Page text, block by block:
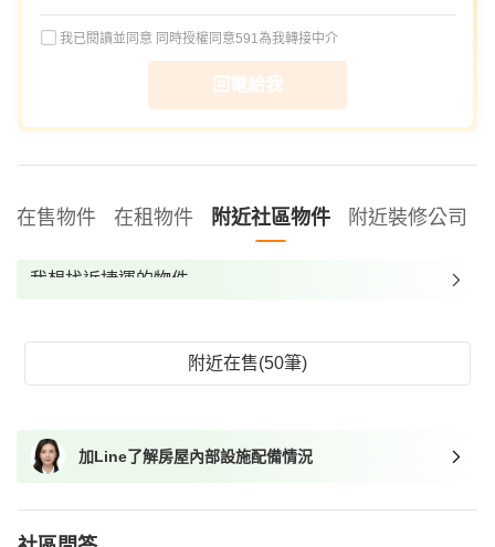
我已閱讀並同意 同時授權同意591為我轉接中介
回電給我
在售物件 在租物件 附近社區物件 附近裝修公司
我想找近捷運的物件
我想找配備瓦斯爐的物件
我想找具垃圾處理的物件
我想找近捷運的物件
附近在售(50筆)
加Line了解房屋內部設施配備情況